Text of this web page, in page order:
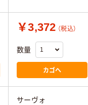
￥3,372 （税込）
数量
カゴへ
サーヴォ